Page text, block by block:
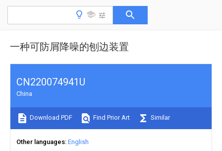
一种可防屑降噪的刨边装置
CN220074941U
China
Download PDF Find Prior Art Similar
Other languages English